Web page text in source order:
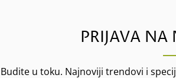
PRIJAVA NA
Budite u toku. Najnoviji trendovi i